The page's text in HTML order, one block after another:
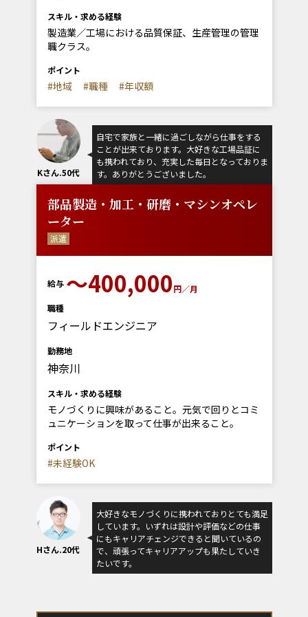
スキル・求める経験
製造業／工場における品質保証、生産管理の管理
職クラス。
ポイント
#地域 #職種 #年収額
Kさん.50代
自宅で家族と一緒に過ごしながら仕事をする
ことが出来ております。大好きな工場品証に
も携われており、充実した毎日となっておりま
す。ありがとうございました。
部品製造・加工・研磨・マシンオペレ
ーター
派遣
給与 〜400,000円／月
職種
フィールドエンジニア
勤務地
神奈川
スキル・求める経験
モノづくりに興味があること。元気で回りとコミ
ュニケーションを取って仕事が出来ること。
ポイント
#未経験OK
Hさん.20代
大好きなモノづくりに携われておりとても満足
しています。いずれは設計や評価などの仕事
にもキャリアチェンジできると聞いているの
で、頑張ってキャリアアップも果たしていき
たいです。